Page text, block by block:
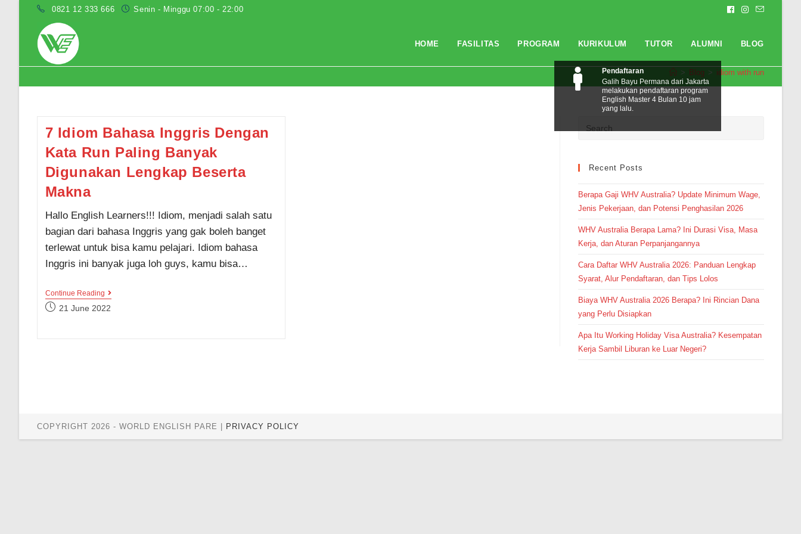
0821 12 333 666 Senin - Minggu 07:00 - 22:00
HOME FASILITAS PROGRAM KURIKULUM TUTOR ALUMNI BLOG
> Blog > idiom with run
7 Idiom Bahasa Inggris Dengan
Kata Run Paling Banyak
Digunakan Lengkap Beserta
Makna
Hallo English Learners!!! Idiom, menjadi salah satu
bagian dari bahasa Inggris yang gak boleh banget
terlewat untuk bisa kamu pelajari. Idiom bahasa
Inggris ini banyak juga loh guys, kamu bisa…
Continue Reading7
Bahasa
Post21 June 2022
Recent Posts
Berapa Gaji WHV Australia? Update Minimum Wage,
Jenis Pekerjaan, dan Potensi Penghasilan 2026
WHV Australia Berapa Lama? Ini Durasi Visa, Masa
Kerja, dan Aturan Perpanjangannya
Cara Daftar WHV Australia 2026: Panduan Lengkap
Syarat, Alur Pendaftaran, dan Tips Lolos
Biaya WHV Australia 2026 Berapa? Ini Rincian Dana
yang Perlu Disiapkan
Apa Itu Working Holiday Visa Australia? Kesempatan
Kerja Sambil Liburan ke Luar Negeri?
COPYRIGHT 2026 - WORLD ENGLISH PARE | PRIVACY POLICY
Pendaftaran
Galih Bayu Permana dari Jakarta
melakukan pendaftaran program
English Master 4 Bulan 10 jam
yang lalu.